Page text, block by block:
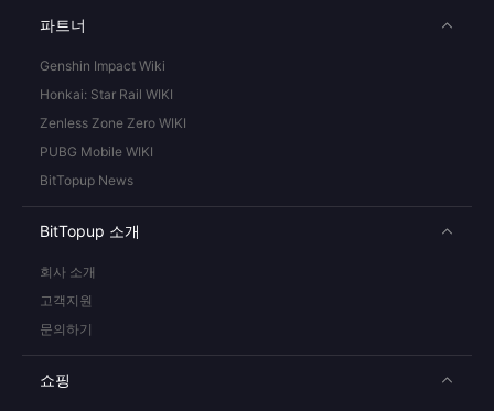
파트너
Genshin Impact Wiki
Honkai: Star Rail WIKI
Zenless Zone Zero WIKI
PUBG Mobile WIKI
BitTopup News
BitTopup 소개
회사 소개
고객지원
문의하기
쇼핑